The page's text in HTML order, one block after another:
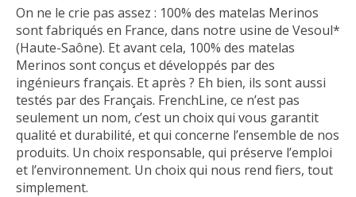
On ne le crie pas assez : 100% des matelas Merinos
sont fabriqués en France, dans notre usine de Vesoul*
(Haute-Saône). Et avant cela, 100% des matelas
Merinos sont conçus et développés par des
ingénieurs français. Et après ? Eh bien, ils sont aussi
testés par des Français. FrenchLine, ce n’est pas
seulement un nom, c’est un choix qui vous garantit
qualité et durabilité, et qui concerne l’ensemble de nos
produits. Un choix responsable, qui préserve l’emploi
et l’environnement. Un choix qui nous rend fiers, tout
simplement.